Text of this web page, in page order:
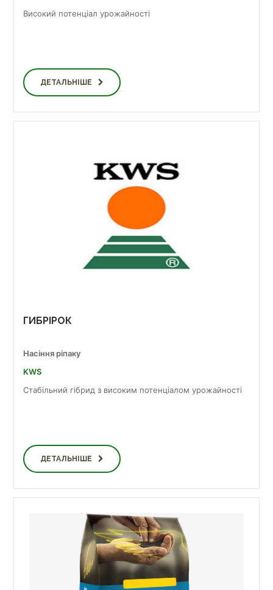
Високий потенціал урожайності
ДЕТАЛЬНІШЕ
ГИБРІРОК
Насіння ріпаку
KWS
Стабільний гібрид з високим потенціалом урожайності
ДЕТАЛЬНІШЕ